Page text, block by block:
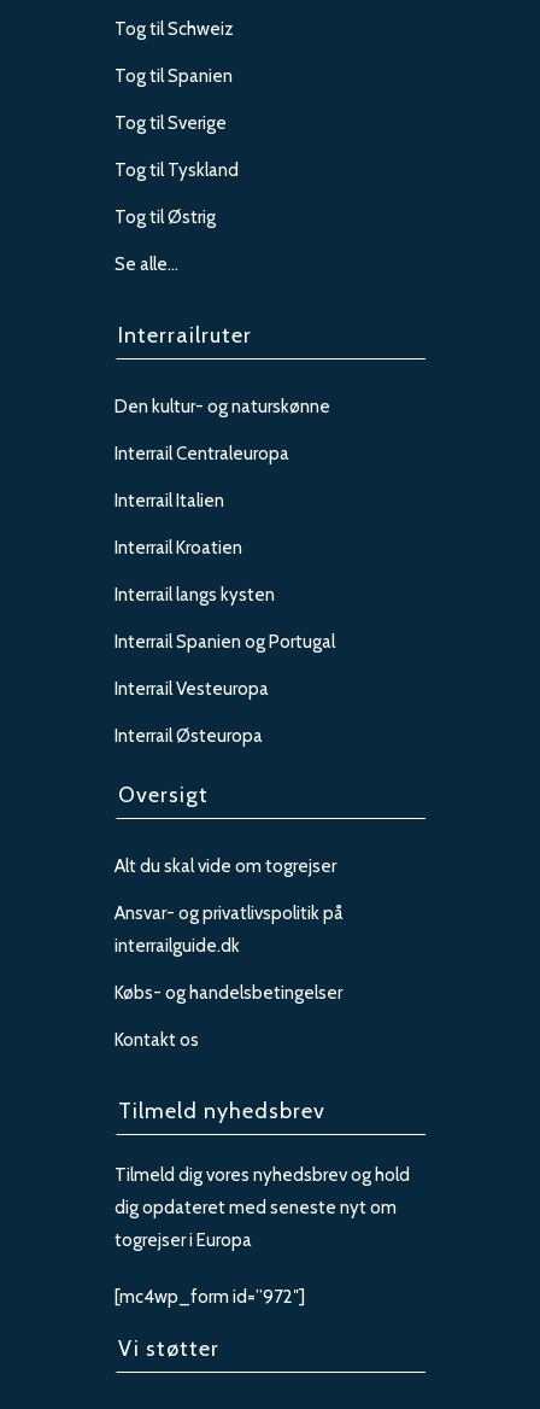
Tog til Schweiz
Tog til Spanien
Tog til Sverige
Tog til Tyskland
Tog til Østrig
Se alle…
Interrailruter
Den kultur- og naturskønne
Interrail Centraleuropa
Interrail Italien
Interrail Kroatien
Interrail langs kysten
Interrail Spanien og Portugal
Interrail Vesteuropa
Interrail Østeuropa
Oversigt
Alt du skal vide om togrejser
Ansvar- og privatlivspolitik på
interrailguide.dk
Købs- og handelsbetingelser
Kontakt os
Tilmeld nyhedsbrev
Tilmeld dig vores nyhedsbrev og hold
dig opdateret med seneste nyt om
togrejser i Europa
[mc4wp_form id=”972″]
Vi støtter